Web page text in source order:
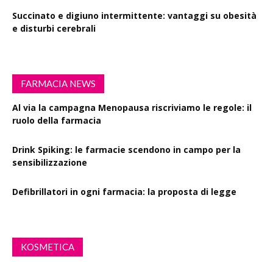
Succinato e digiuno intermittente: vantaggi su obesità
e disturbi cerebrali
FARMACIA NEWS
Al via la campagna Menopausa riscriviamo le regole: il
ruolo della farmacia
Drink Spiking: le farmacie scendono in campo per la
sensibilizzazione
Defibrillatori in ogni farmacia: la proposta di legge
KOSMETICA